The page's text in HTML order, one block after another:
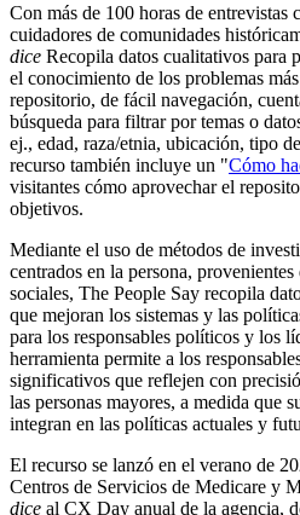
Con más de 100 horas de entrevistas
cuidadores de comunidades
dice Recopila datos cualitativos para
el conocimiento de los problemas
repositorio, de fácil navegación,
búsqueda para filtrar por temas o
ej., edad, raza/etnia, ubicación, tipo
recurso también incluye un "Cómo
visitantes cómo aprovechar el
objetivos.
Mediante el uso de métodos de
centrados en la persona,
sociales, The People Say recopila
que mejoran los sistemas y las
para los responsables políticos y los
herramienta permite a los
significativos que reflejen con
las personas mayores, a medida que
integran en las políticas actuales y
El recurso se lanzó en el verano de
Centros de Servicios de Medicare y
dice al CX Day anual de la agencia,